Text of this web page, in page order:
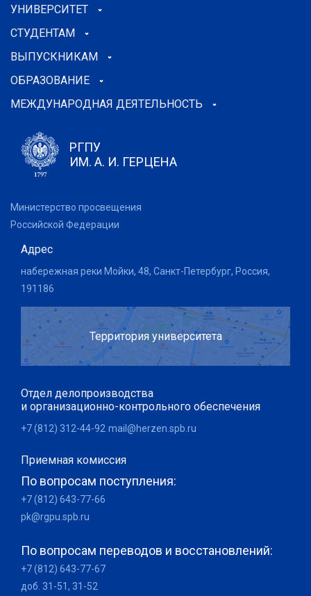
УНИВЕРСИТЕТ
СТУДЕНТАМ
ВЫПУСКНИКАМ
ОБРАЗОВАНИЕ
МЕЖДУНАРОДНАЯ ДЕЯТЕЛЬНОСТЬ
РГПУ
ИМ. А. И. ГЕРЦЕНА
Министерство просвещения
Российской Федерации
Адрес
набережная реки Мойки, 48, Санкт-Петербург, Россия,
191186
Территория университета
Отдел делопроизводства
и организационно-контрольного обеспечения
+7 (812) 312-44-92 mail@herzen.spb.ru
Приемная комиссия
По вопросам поступления:
+7 (812) 643-77-66
pk@rgpu.spb.ru
По вопросам переводов и восстановлений:
+7 (812) 643-77-67
доб. 31-51, 31-52